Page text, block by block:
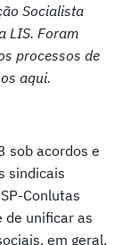
Socialista
LIS. Foram
processos de
aqui.
sob acordos e
sindicais
Conlutas
de unificar as
em geral,